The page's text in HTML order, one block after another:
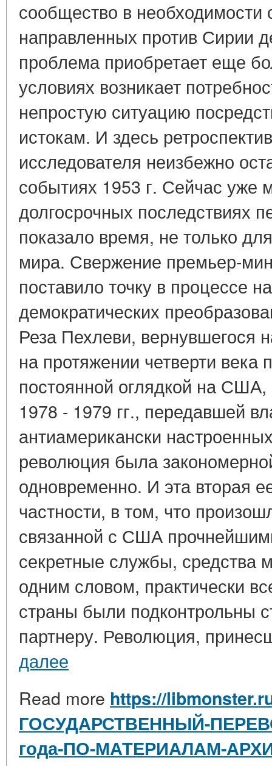
сообщество в
направленных против Сирии
проблема приобретает еще
условиях возникает
непростую ситуацию
истокам. И здесь
исследователя неизбежно
событиях 1953 г. Сейчас уже
долгосрочных последствиях
показало время, не только
мира. Свержение премьер-
поставило точку в процессе
демократических
Реза Пехлеви, вернувшегося
на протяжении четверти века
постоянной оглядкой на
1978 - 1979 гг., передавшей
антиамерикански
революция была
одновременно. И эта вторая
частности, в том, что
связанной с США
секретные службы, средства
одним словом, практически
страны были подконтрольны
партнеру. Революция,
далее
Read more https://
ГОСУДАРСТВЕННЫЙ-
года-ПО-МАТЕРИАЛАМ-